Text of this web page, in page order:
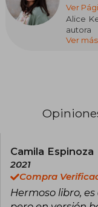
Ver
Alice
Ver más
Camila Espinoza
2021
Compra
Hermoso libro,